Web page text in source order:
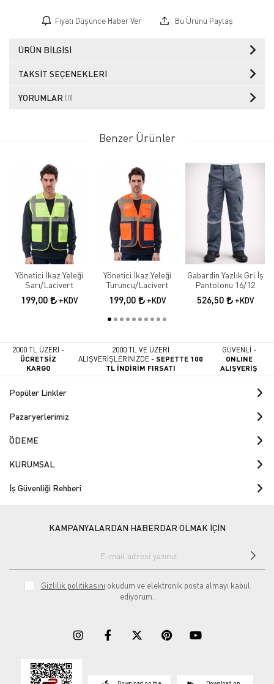
Fiyatı Düşünce Haber Ver Bu Ürünü Paylaş
ÜRÜN BILGISI
TAKSIT SEÇENEKLERI
YORUMLAR (0)
Benzer Ürünler
Yönetici İkaz Yeleği
Sarı/Lacivert
199,00 +KDV
Yönetici İkaz Yeleği
Turuncu/Lacivert
199,00 +KDV
Gabardin Yazlık Gri İş
Pantolonu 16/12
526,50 +KDV
2000 TL ÜZERİ -
ÜCRETSİZ
KARGO
2000 TL VE ÜZERİ
ALIŞVERİŞLERİNİZDE -SEPETTE 100
TL İNDİRİM FIRSATI
GÜVENLİ -
ONLINE
ALIŞVERİŞ
Popüler Linkler
Pazaryerlerimiz
ÖDEME
KURUMSAL
İş Güvenliği Rehberi
KAMPANYALARDAN HABERDAR OLMAK İÇİN
Gizlilik politikasını okudum ve elektronik posta almayı kabul
ediyorum.